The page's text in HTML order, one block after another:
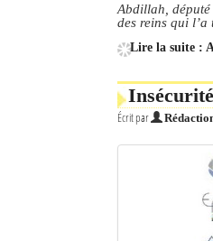
Abdillah,
des reins qui l’a
Lire la suite :
Écrit par